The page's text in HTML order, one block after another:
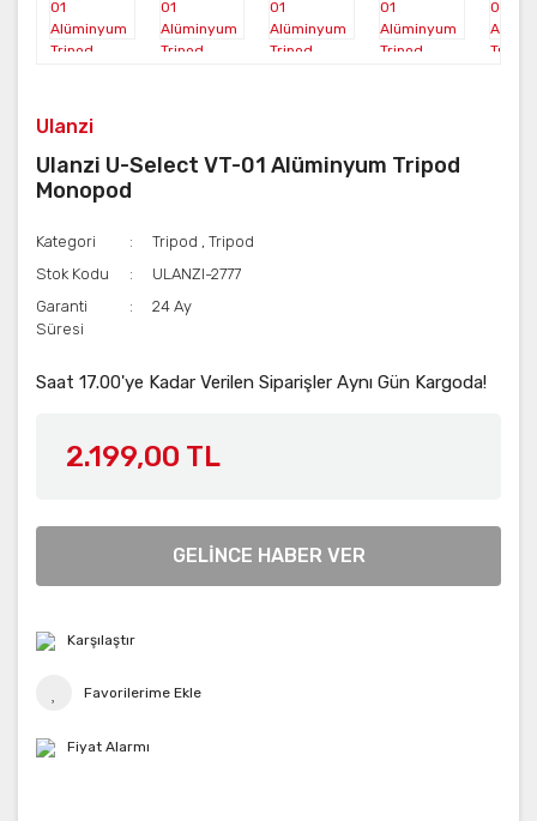
Ulanzi
Ulanzi U-Select VT-01 Alüminyum Tripod
Monopod
Kategori Tripod , Tripod
Stok Kodu
ULANZI-2777
Garanti
Süresi
24 Ay
Saat 17.00'ye Kadar Verilen Siparişler Aynı Gün Kargoda!
2.199,00 TL
GELİNCE HABER VER
Karşılaştır
Fiyat Alarmı